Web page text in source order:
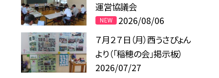
運営協議会
2026/08/06
７月２７日（月）西うさぴょん
より（「稲穂の会」掲示板）
2026/07/27